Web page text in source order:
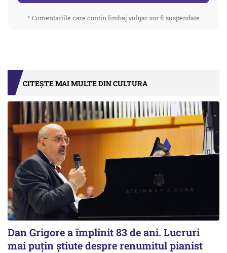
* Comentariile care contin limbaj vulgar vor fi suspendate
CITEȘTE MAI MULTE DIN CULTURA
Dan Grigore a împlinit 83 de ani. Lucruri
mai puțin știute despre renumitul pianist